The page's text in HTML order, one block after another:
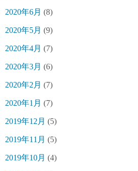
2020年6月 (8)
2020年5月 (9)
2020年4月 (7)
2020年3月 (6)
2020年2月 (7)
2020年1月 (7)
2019年12月 (5)
2019年11月 (5)
2019年10月 (4)